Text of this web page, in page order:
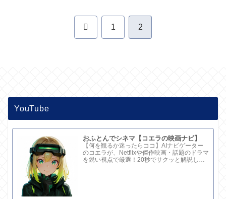
前 1 2
YouTube
おふとんでシネマ【コエラの映画ナビ】
【何を観るか迷ったらココ】AIナビゲーター
のコエラが、Netflixや傑作映画・話題のドラマ
を鋭い視点で厳選！20秒でサクッと解説して